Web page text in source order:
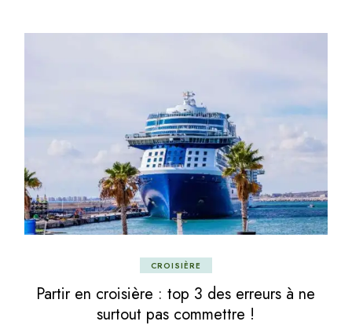
CROISIÈRE
Partir en croisière : top 3 des erreurs à ne
surtout pas commettre !